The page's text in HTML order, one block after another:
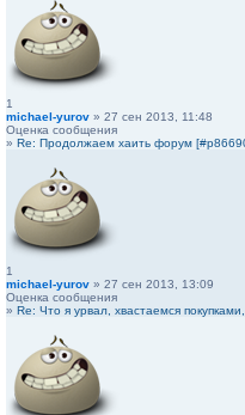
1
michael-yurov » 27 сен 2013, 11:48
Оценка сообщения
» Re: Продолжаем хаить форум
1
michael-yurov » 27 сен 2013, 13:09
Оценка сообщения
» Re: Что я урвал, хвастаемся